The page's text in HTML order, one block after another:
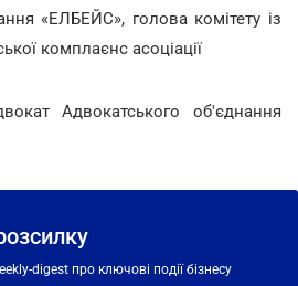
«ЕЛБЕЙС», голова комітету із
комплаєнс асоціації
Адвокатського об'єднання
digest про ключові події бізнесу